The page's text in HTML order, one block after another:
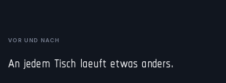
VOR UND NACH
An jedem Tisch laeuft etwas anders.